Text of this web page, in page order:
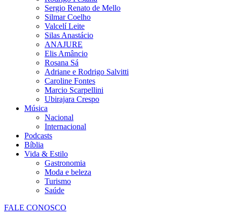
Sergio Renato de Mello
Silmar Coelho
Valcelí Leite
Silas Anastácio
ANAJURE
Elis Amâncio
Rosana Sá
Adriane e Rodrigo Salvitti
Caroline Fontes
Marcio Scarpellini
Ubirajara Crespo
Música
Nacional
Internacional
Podcasts
Bíblia
Vida & Estilo
Gastronomia
Moda e beleza
Turismo
Saúde
FALE CONOSCO